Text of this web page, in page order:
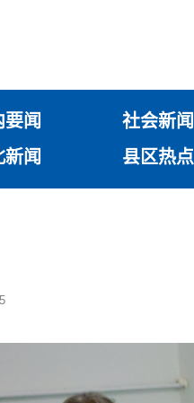
要闻 社会新闻
新闻 县区热点